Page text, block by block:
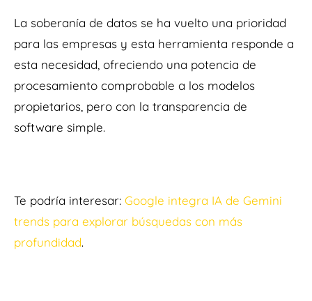
La soberanía de datos se ha vuelto una prioridad
para las empresas y esta herramienta responde a
esta necesidad, ofreciendo una potencia de
procesamiento comprobable a los modelos
propietarios, pero con la transparencia de
software simple.
Te podría interesar: Google integra IA de Gemini
trends para explorar búsquedas con más
profundidad.